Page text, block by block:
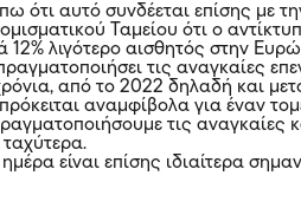
πω ότι αυτό συνδέεται επίσης με
Ταμείου ότι ο
12% λιγότερο αισθητός στην
τις αναγκαίες
από το 2022 δηλαδή και
αναμφίβολα για έναν
τις αναγκαίες
είναι επίσης ιδιαίτερα